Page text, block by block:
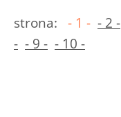
strona: - 1 - - 2 -
- - 9 - - 10 -